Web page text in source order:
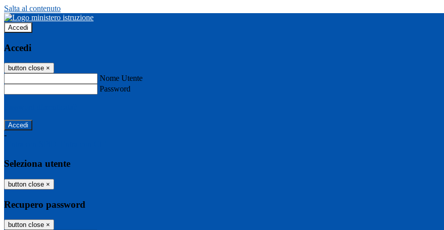
Salta al contenuto
Accedi
Accedi
button close ×
Nome Utente
Password
-
Seleziona utente
button close ×
Recupero password
button close ×